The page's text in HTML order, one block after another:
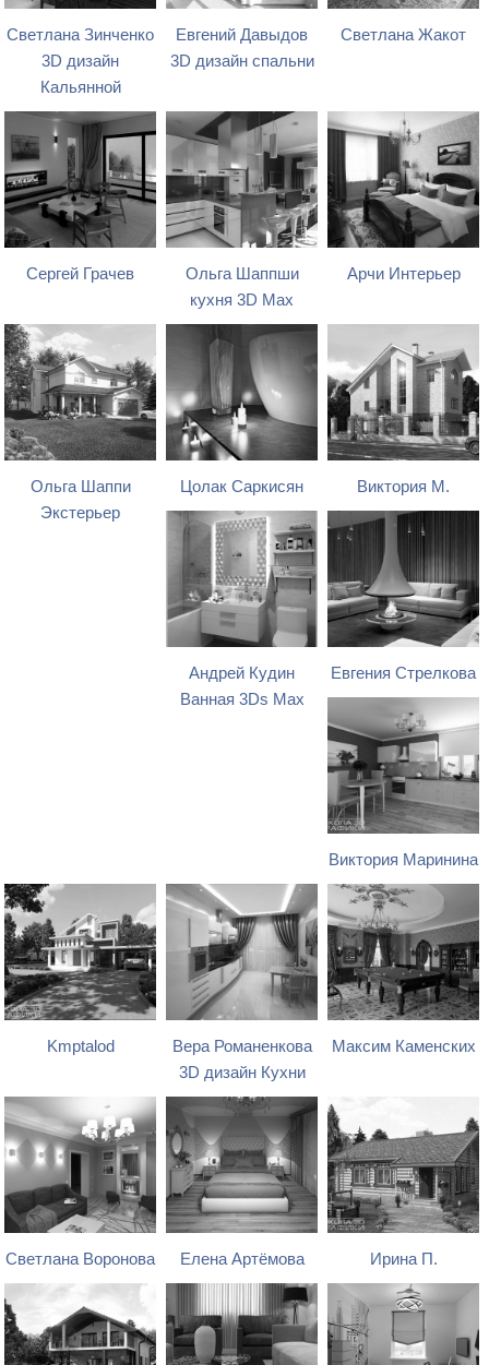
Светлана Зинченко
3D дизайн
Кальянной
Евгений Давыдов
3D дизайн спальни
Светлана Жакот
Сергей Грачев
Ольга Шаппши
кухня 3D Max
Арчи Интерьер
Ольга Шаппи
Экстерьер
Цолак Саркисян Виктория М.
Андрей Кудин
Ванная 3Ds Max
Евгения Стрелкова
Виктория Маринина
Kmptalod
Вера Романенкова
3D дизайн Кухни
Максим Каменских
Светлана Воронова Елена Артёмова Ирина П.